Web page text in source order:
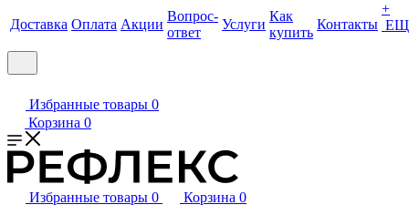
Доставка Оплата Акции
Вопрос-
ответ
Услуги
Как
купить
Контакты
+
Избранные товары 0
Корзина 0
Избранные товары 0 Корзина 0